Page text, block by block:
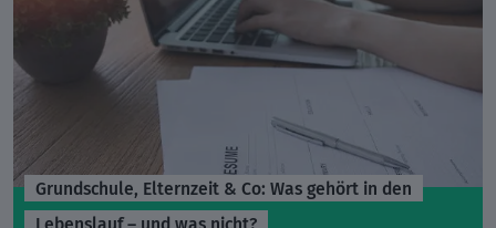
Grundschule, Elternzeit & Co: Was gehört in den